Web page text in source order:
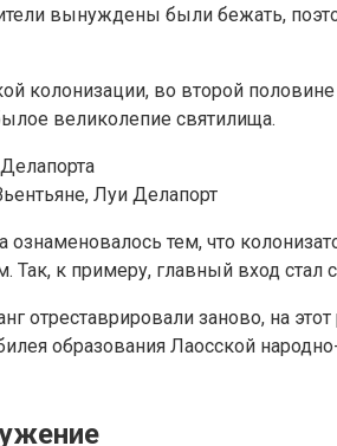
вынуждены были бежать,
колонизации, во второй
великолепие святилища.
Луи Делапорт
ознаменовалось тем, что
Так, к примеру, главный вход
отреставрировали заново, на
образования Лаосской